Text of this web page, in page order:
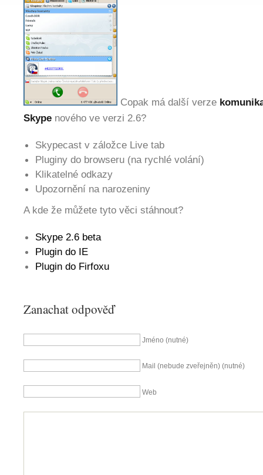
Copak má další verze
Skype nového ve verzi 2.6?
Skypecast v záložce Live tab
Pluginy do browseru (na rychlé volání)
Klikatelné odkazy
Upozornění na narozeniny
A kde že můžete tyto věci stáhnout?
Skype 2.6 beta
Plugin do IE
Plugin do Firfoxu
Zanachat odpověď
Jméno (nutné)
Mail (nebude zveřejněn) (nutné)
Web